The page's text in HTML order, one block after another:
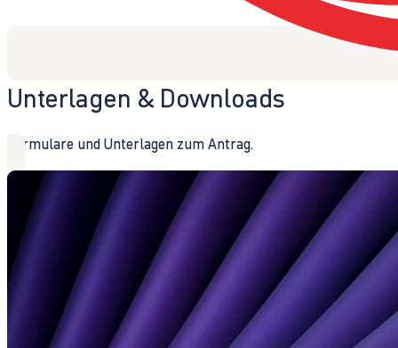
Unterlagen & Downloads
Formulare und Unterlagen zum Antrag.